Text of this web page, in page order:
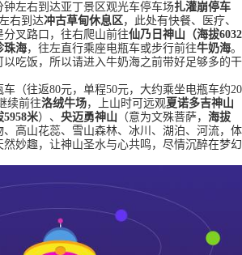
钟左右到达亚丁景区观光车停车场扎灌崩停车
右到达冲古草甸休息区，此处有快餐、医疗、
叉路口，往右爬山前往仙乃日神山（海拔6032
珠海，往左直行乘座电瓶车或步行前往牛奶海。
吃饭，所以请进入牛奶海之前带好足够多的干
车（往返80元，单程50元，大约乘坐电瓶车约20
续前往洛绒牛场，上山时可远观夏诺多吉神山
5958米）、 央迈勇神山 （意为文殊菩萨， 海拔
高山花蕊、雪山森林、冰川、湖泊、河流，体
妙趣，让神山圣水与心共鸣，尽情沉醉在梦幻